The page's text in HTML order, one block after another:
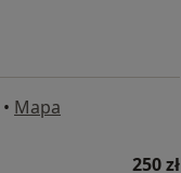
• Mapa
250 zł